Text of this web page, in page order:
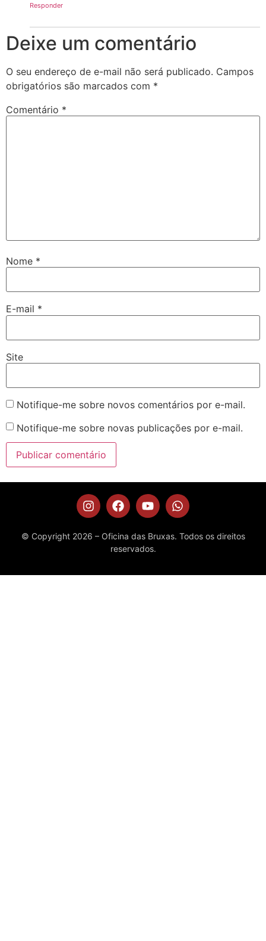
Responder
Deixe um comentário
O seu endereço de e-mail não será publicado. Campos
obrigatórios são marcados com *
Comentário *
Nome *
E-mail *
Site
Notifique-me sobre novos comentários por e-mail.
Notifique-me sobre novas publicações por e-mail.
© Copyright 2026 – Oficina das Bruxas. Todos os direitos
reservados.